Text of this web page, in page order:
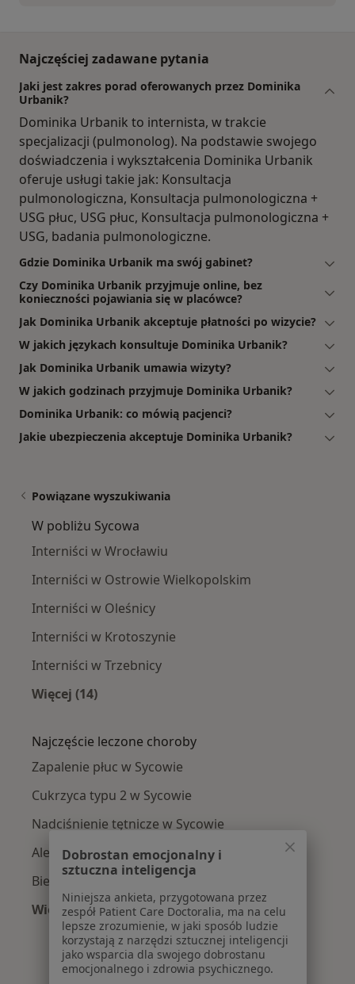
Najczęściej zadawane pytania
Jaki jest zakres porad oferowanych przez Dominika
Urbanik?
Dominika Urbanik to internista, w trakcie
specjalizacji (pulmonolog). Na podstawie swojego
doświadczenia i wykształcenia Dominika Urbanik
oferuje usługi takie jak: Konsultacja
pulmonologiczna, Konsultacja pulmonologiczna +
USG płuc, USG płuc, Konsultacja pulmonologiczna +
USG, badania pulmonologiczne.
Gdzie Dominika Urbanik ma swój gabinet?
Czy Dominika Urbanik przyjmuje online, bez
konieczności pojawiania się w placówce?
Jak Dominika Urbanik akceptuje płatności po wizycie?
W jakich językach konsultuje Dominika Urbanik?
Jak Dominika Urbanik umawia wizyty?
W jakich godzinach przyjmuje Dominika Urbanik?
Dominika Urbanik: co mówią pacjenci?
Jakie ubezpieczenia akceptuje Dominika Urbanik?
Powiązane wyszukiwania
W pobliżu Sycowa
Interniści w Wrocławiu
Interniści w Ostrowie Wielkopolskim
Interniści w Oleśnicy
Interniści w Krotoszynie
Interniści w Trzebnicy
Więcej (14)
Najczęście leczone choroby
Zapalenie płuc w Sycowie
Cukrzyca typu 2 w Sycowie
Nadciśnienie tętnicze w Sycowie
Alergia w Sycowie
Biegunka w Sycowie
Więcej (2)
Więcej w kategorii: Najczęście leczone choroby
Dobrostan emocjonalny i
sztuczna inteligencja
Niniejsza ankieta, przygotowana przez
zespół Patient Care Doctoralia, ma na celu
lepsze zrozumienie, w jaki sposób ludzie
korzystają z narzędzi sztucznej inteligencji
jako wsparcia dla swojego dobrostanu
emocjonalnego i zdrowia psychicznego.